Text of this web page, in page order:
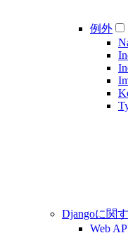
例外
Djangoに関
Web